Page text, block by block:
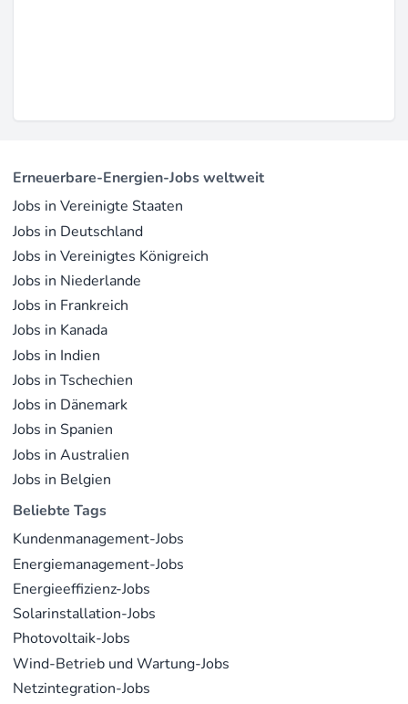
Erneuerbare-Energien-Jobs weltweit
Jobs in Vereinigte Staaten
Jobs in Deutschland
Jobs in Vereinigtes Königreich
Jobs in Niederlande
Jobs in Frankreich
Jobs in Kanada
Jobs in Indien
Jobs in Tschechien
Jobs in Dänemark
Jobs in Spanien
Jobs in Australien
Jobs in Belgien
Beliebte Tags
Kundenmanagement-Jobs
Energiemanagement-Jobs
Energieeffizienz-Jobs
Solarinstallation-Jobs
Photovoltaik-Jobs
Wind-Betrieb und Wartung-Jobs
Netzintegration-Jobs